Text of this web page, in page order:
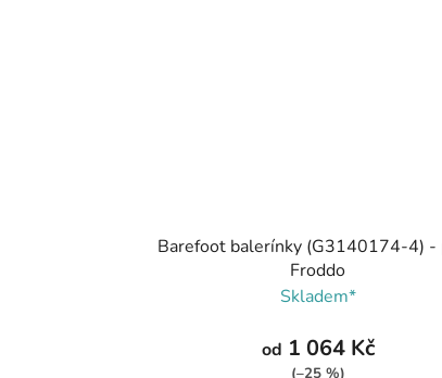
Barefoot balerínky (G3140174-4) -
Froddo
Skladem*
od 1 064 Kč
(–25 %)